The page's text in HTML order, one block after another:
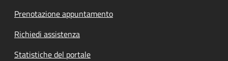
Prenotazione appuntamento
Richiedi assistenza
Statistiche del portale